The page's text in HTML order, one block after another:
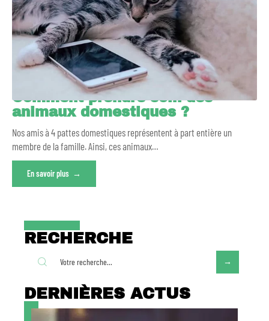
Comment prendre soin des
animaux domestiques ?
Nos amis à 4 pattes domestiques représentent à part entière un
membre de la famille. Ainsi, ces animaux…
En savoir plus
RECHERCHE
DERNIÈRES ACTUS